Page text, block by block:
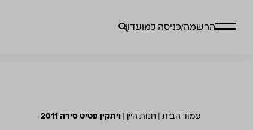
הרשמה/כניסה למועדוןחיפוש
עבור:
עמוד הבית חנות היין ויתקין פטיט סירה 2011